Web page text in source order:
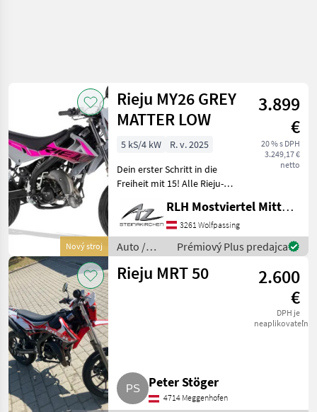
Kategória 1 Krajina Filtre
AKTUÁLNA
CESTA
Rieju
VYBRAŤ
osobné automobily / nákladné automobily / mopedy
MARKETPLACE
Marketplace
Ponuky
predajcov
Resetovať
Zobraziť
výsledkov
Nový stroj
Rieju MY26 GREY
MATTER LOW
3.899
€
20 % s DPH
3.249,17 €
netto
5 kS/4 kW
R. v. 2025
Dein erster Schritt in die
Freiheit mit 15! Alle Rieju-
sofort verfügbar! In 2
verschiedenen Größe
erhältlich: LOW: 815 mm
Standard: 875 mm
RLH Mostviertel Mitte - Standort Steinakirchen
3261 Wolfpassing
Auto /
Motocykle
/ Rieju
Prémiový Plus predajca
Rieju MRT 50
2.600
€
DPH je
neaplikovateľné
Peter Stöger
4714 Meggenhofen